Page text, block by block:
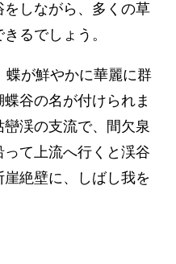
しながら、多くの草
るでしょう。
蝶が鮮やかに華麗に群
谷の名が付けられま
渓の支流で、間欠泉
て上流へ行くと渓谷
絶壁に、しばし我を